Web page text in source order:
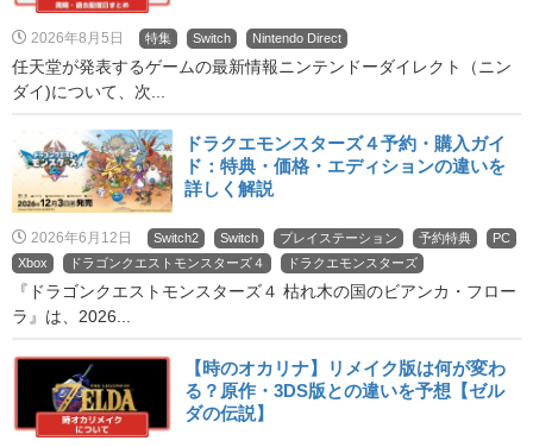
2026年8月5日 特集 Switch Nintendo Direct
任天堂が発表するゲームの最新情報ニンテンドーダイレクト（ニン
ダイ)について、次...
ドラクエモンスターズ４予約・購入ガイ
ド：特典・価格・エディションの違いを
詳しく解説
2026年6月12日 Switch2 Switch プレイステーション 予約特典
PC
Xbox
ドラゴンクエストモンスターズ４ ドラクエモンスターズ
『ドラゴンクエストモンスターズ４ 枯れ木の国のビアンカ・フロー
ラ』は、2026...
【時のオカリナ】リメイク版は何が変わ
る？原作・3DS版との違いを予想【ゼル
ダの伝説】